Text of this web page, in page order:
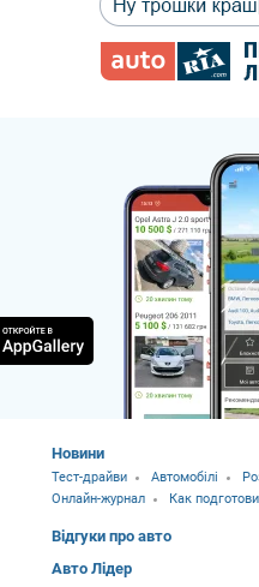
Новини
Тест-драйви Автомобілі
Онлайн-журнал
Как
Відгуки про авто
Авто Лідер